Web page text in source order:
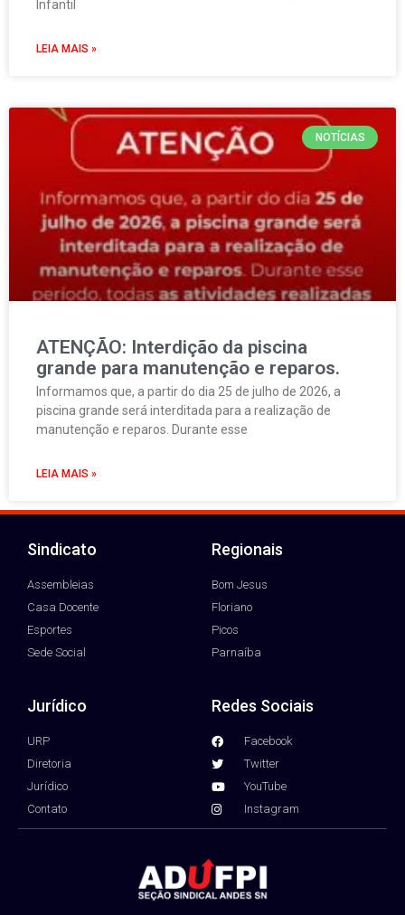
Infantil
LEIA MAIS »
NOTÍCIAS
ATENÇÃO: Interdição da piscina
grande para manutenção e reparos.
Informamos que, a partir do dia 25 de julho de 2026, a
piscina grande será interditada para a realização de
manutenção e reparos. Durante esse
LEIA MAIS »
Sindicato
Assembleias
Casa Docente
Esportes
Sede Social
Regionais
Bom Jesus
Floriano
Picos
Parnaíba
Jurídico
URP
Diretoria
Jurídico
Contato
Redes Sociais
Facebook
Twitter
YouTube
Instagram